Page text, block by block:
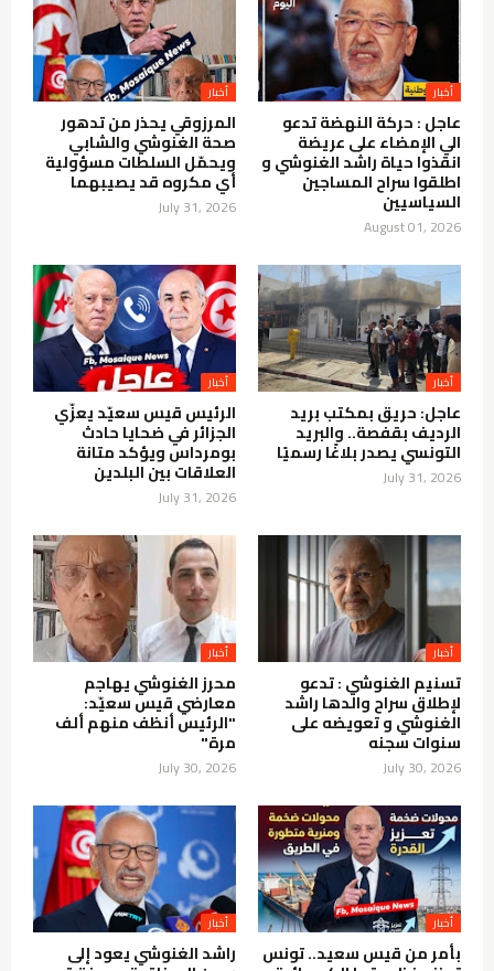
أخبار
عاجل : حركة النهضة تدعو
الي الإمضاء على عريضة
انقذوا حياة راشد الغنوشي و
اطلقوا سراح المساجين
السياسيين
August 01, 2026
أخبار
المرزوقي يحذر من تدهور
صحة الغنوشي والشابي
ويحمّل السلطات مسؤولية
أي مكروه قد يصيبهما
July 31, 2026
أخبار
عاجل: حريق بمكتب بريد
الرديف بقفصة.. والبريد
التونسي يصدر بلاغًا رسميًا
July 31, 2026
أخبار
الرئيس قيس سعيّد يعزّي
الجزائر في ضحايا حادث
بومرداس ويؤكد متانة
العلاقات بين البلدين
July 31, 2026
أخبار
تسنيم الغنوشي : تدعو
لإطلاق سراح والدها راشد
الغنوشي و تعويضه على
سنوات سجنه
July 30, 2026
أخبار
محرز الغنوشي يهاجم
معارضي قيس سعيّد:
"الرئيس أنظف منهم ألف
مرة"
July 30, 2026
أخبار
بأمر من قيس سعيد.. تونس
أخبار
راشد الغنوشي يعود إلى